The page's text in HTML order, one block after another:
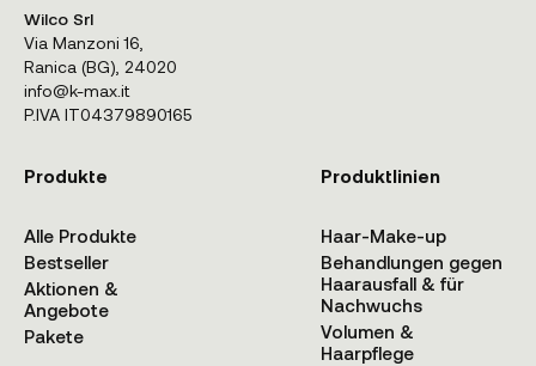
Wilco Srl
Via Manzoni 16,
Ranica (BG), 24020
info@k-max.it
P.IVA IT04379890165
Produkte
Alle Produkte
Bestseller
Aktionen &
Angebote
Pakete
Produktlinien
Haar-Make-up
Behandlungen gegen
Haarausfall & für
Nachwuchs
Volumen &
Haarpflege